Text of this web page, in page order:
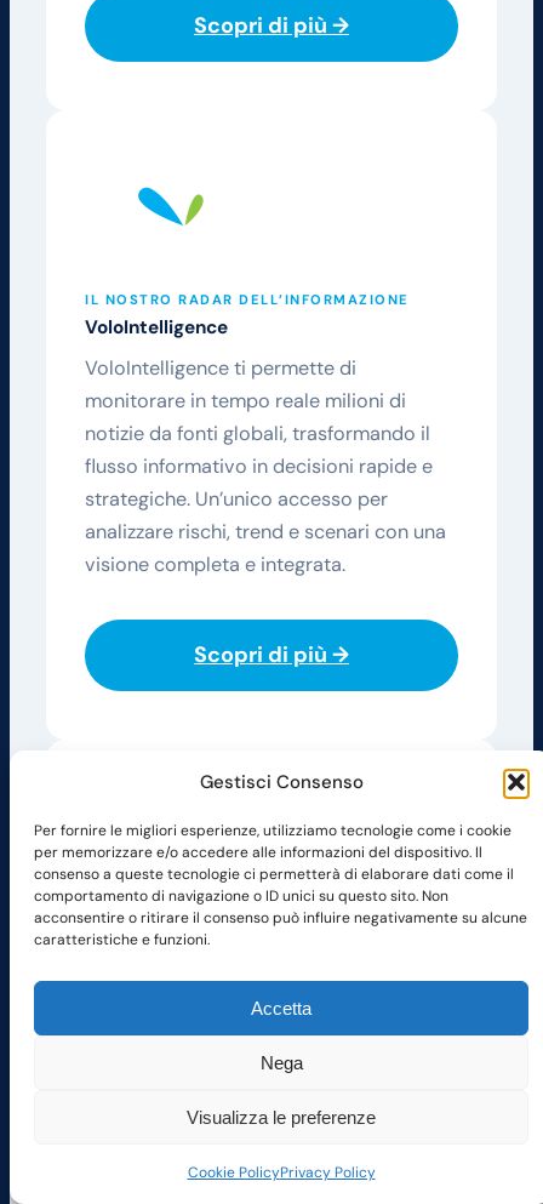
Gestisci Consenso
Per fornire le migliori esperienze, utilizziamo tecnologie come i cookie
per memorizzare e/o accedere alle informazioni del dispositivo. Il
consenso a queste tecnologie ci permetterà di elaborare dati come il
comportamento di navigazione o ID unici su questo sito. Non
acconsentire o ritirare il consenso può influire negativamente su alcune
caratteristiche e funzioni.
Accetta
Nega
Visualizza le preferenze
Cookie PolicyPrivacy Policy
Scopri di più →
IL NOSTRO RADAR DELL’INFORMAZIONE
VoloIntelligence
VoloIntelligence ti permette di
monitorare in tempo reale milioni di
notizie da fonti globali, trasformando il
flusso informativo in decisioni rapide e
strategiche. Un’unico accesso per
analizzare rischi, trend e scenari con una
visione completa e integrata.
Scopri di più →
LA NOSTRA MAPPA INTERATTIVA
DELL’INFORMAZIONE
VoloMaps
VoloMaps monitora in tempo reale eventi
naturali e rischi ambientali, offrendo una
business. Una soluzione strategica per
sotto controllo.